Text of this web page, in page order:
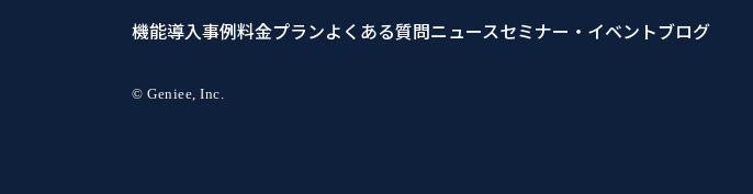
機能導入事例料金プランよくある質問ニュースセミナー・イベントブログ
© Geniee, Inc.